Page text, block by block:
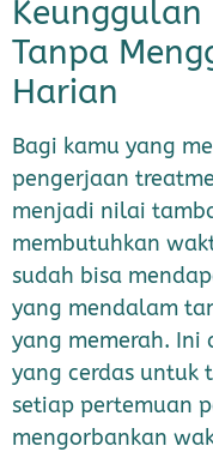
Tanpa
Harian
Bagi kamu yang
pengerjaan
menjadi nilai
membutuhkan
sudah bisa
yang mendalam
yang memerah.
yang cerdas untuk
setiap pertemuan
mengorbankan